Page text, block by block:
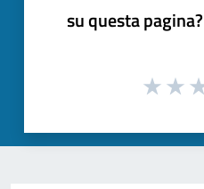
su questa pagina?